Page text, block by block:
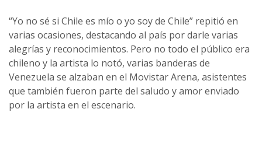
“Yo no sé si Chile es mío o yo soy de Chile” repitió en
varias ocasiones, destacando al país por darle varias
alegrías y reconocimientos. Pero no todo el público era
chileno y la artista lo notó, varias banderas de
Venezuela se alzaban en el Movistar Arena, asistentes
que también fueron parte del saludo y amor enviado
por la artista en el escenario.